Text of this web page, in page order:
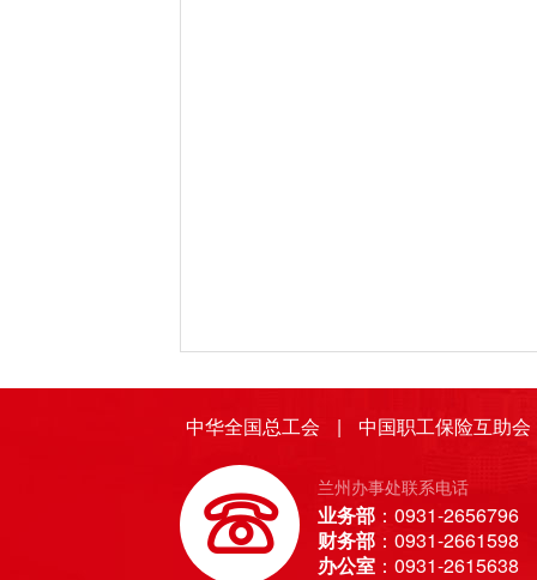
中华全国总工会 | 中国职工保险互助会
兰州办事处联系电话
业务部 ：0931-2656796
财务部 ：0931-2661598
办公室 ：0931-2615638